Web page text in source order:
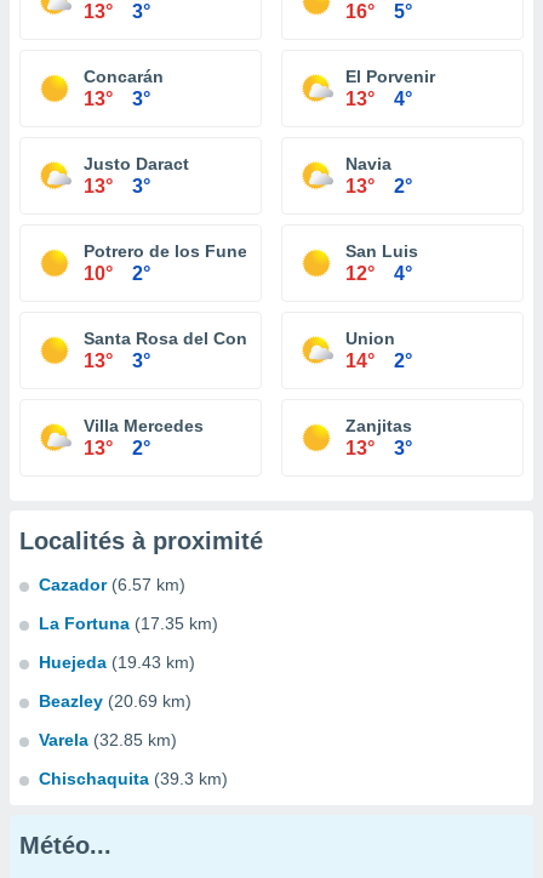
13° 3° 16° 5°
Concarán
13° 3°
El Porvenir
13° 4°
Justo Daract
13° 3°
Navia
13° 2°
Potrero de los Funes
10° 2°
San Luis
12° 4°
Santa Rosa del Conlara
13° 3°
Union
14° 2°
Villa Mercedes
13° 2°
Zanjitas
13° 3°
Localités à proximité
Cazador (6.57 km)
La Fortuna (17.35 km)
Huejeda (19.43 km)
Beazley (20.69 km)
Varela (32.85 km)
Chischaquita (39.3 km)
Météo...